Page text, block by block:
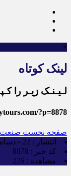
×
لینک کوتاه
لـیـنـک زیـر را
?p=8878
صفحه نخست صنعت
انتشار : 22 - دسامبر - 2024 - 21:23
کد خبر : 8878
مشاهده : 226